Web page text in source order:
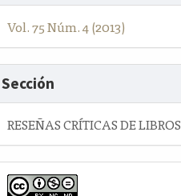
Vol. 75 Núm. 4 (2013)
Sección
RESEÑAS CRÍTICAS DE LIBROS